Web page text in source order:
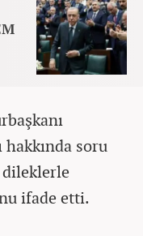
hakkında soru
ifade etti.